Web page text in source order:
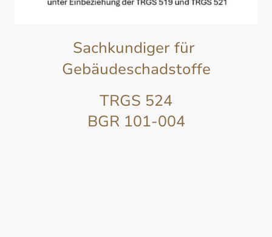
Sachkundiger für
Gebäudeschadstoffe
TRGS 524
BGR 101-004